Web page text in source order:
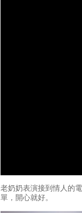
老奶奶表演接到情人的
單，開心就好。